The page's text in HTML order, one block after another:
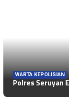
WARTA KEPOLISIAN
Polres Seruyan